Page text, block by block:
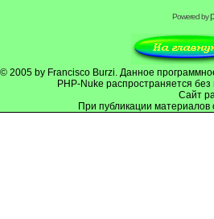
Powered by
2005 by Francisco Burzi. Данное
PHP-Nuke распространяется
Cайт
При публикации